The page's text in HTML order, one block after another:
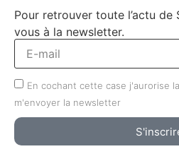
Pour retrouver toute l’actu de
vous à la newsletter.
En cochant cette case j'aurorise
m'envoyer la newsletter